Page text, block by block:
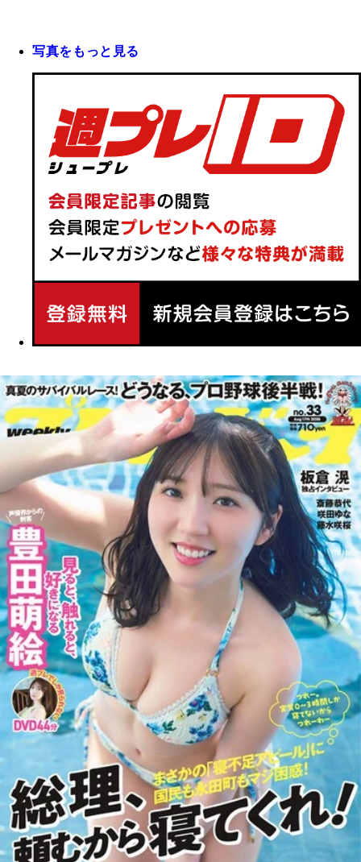
写真をもっと見る